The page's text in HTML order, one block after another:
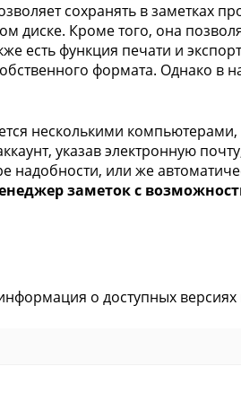
сохранять в заметках
диске. Кроме того, она
есть функция печати и
формата. Однако
несколькими
указав электронную
надобности, или же
заметок с
информация о доступных